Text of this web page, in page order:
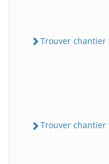
Trouver chantier
Trouver chantier